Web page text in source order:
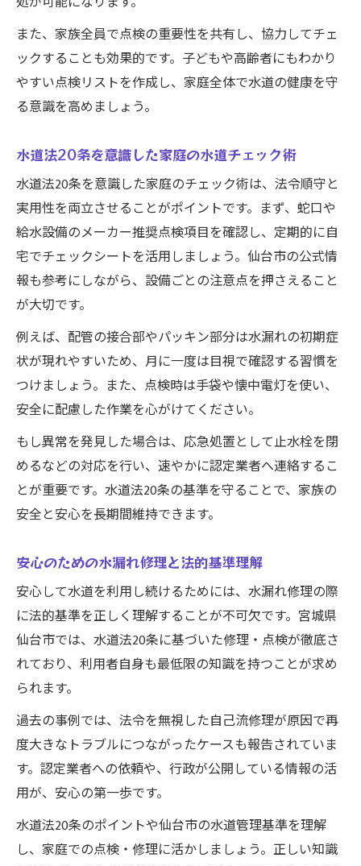
また、家族全員で点検の重要性を共有し、協力してチェ
ックすることも効果的です。子どもや高齢者にもわかり
やすい点検リストを作成し、家庭全体で水道の健康を守
る意識を高めましょう。
水道法20条を意識した家庭の水道チェック術
水道法20条を意識した家庭のチェック術は、法令順守と
実用性を両立させることがポイントです。まず、蛇口や
給水設備のメーカー推奨点検項目を確認し、定期的に自
宅でチェックシートを活用しましょう。仙台市の公式情
報も参考にしながら、設備ごとの注意点を押さえること
が大切です。
例えば、配管の接合部やパッキン部分は水漏れの初期症
状が現れやすいため、月に一度は目視で確認する習慣を
つけましょう。また、点検時は手袋や懐中電灯を使い、
安全に配慮した作業を心がけてください。
もし異常を発見した場合は、応急処置として止水栓を閉
めるなどの対応を行い、速やかに認定業者へ連絡するこ
とが重要です。水道法20条の基準を守ることで、家族の
安全と安心を長期間維持できます。
安心のための水漏れ修理と法的基準理解
安心して水道を利用し続けるためには、水漏れ修理の際
に法的基準を正しく理解することが不可欠です。宮城県
仙台市では、水道法20条に基づいた修理・点検が徹底さ
れており、利用者自身も最低限の知識を持つことが求め
られます。
過去の事例では、法令を無視した自己流修理が原因で再
度大きなトラブルにつながったケースも報告されていま
す。認定業者への依頼や、行政が公開している情報の活
用が、安心の第一歩です。
水道法20条のポイントや仙台市の水道管理基準を理解
し、家庭での点検・修理に活かしましょう。正しい知識